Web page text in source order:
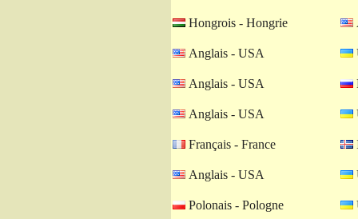
Hongrois - Hongrie
Anglais - USA
Anglais - USA
Anglais - USA
Français - France
Anglais - USA
Polonais - Pologne